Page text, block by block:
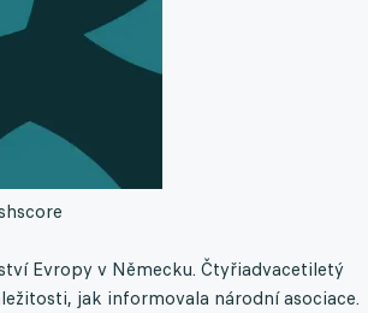
Evropy v Německu. Čtyřiadvacetiletý
jak informovala národní asociace.